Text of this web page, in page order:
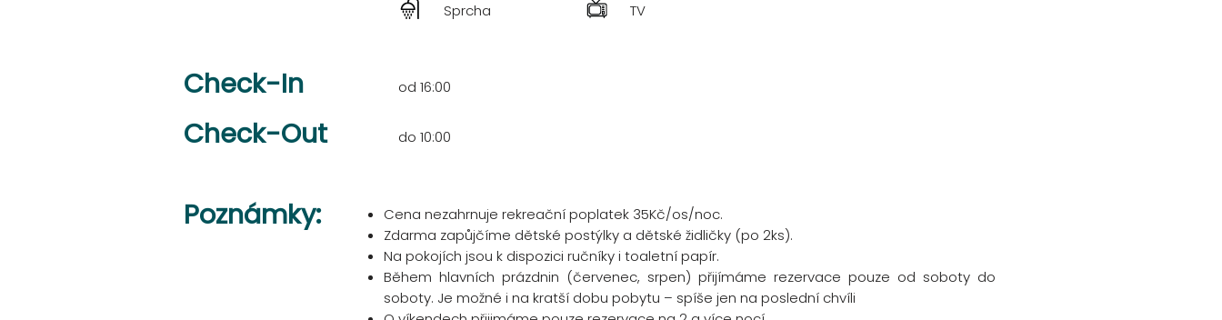
Sprcha
TV
Check-In od 16:00
Check-Out do 10:00
Poznámky:
Cena nezahrnuje rekreační poplatek 35Kč/os/noc.
Zdarma zapůjčíme dětské postýlky a dětské židličky (po 2ks).
Na pokojích jsou k dispozici ručníky i toaletní papír.
Během hlavních prázdnin (červenec, srpen) přijímáme rezervace pouze od soboty do
soboty. Je možné i na kratší dobu pobytu – spíše jen na poslední chvíli